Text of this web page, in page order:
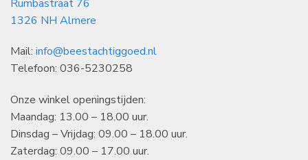
Rumbastraat 76
1326 NH Almere
Mail: info@beestachtiggoed.nl
Telefoon: 036-5230258
Onze winkel openingstijden:
Maandag: 13.00 – 18.00 uur.
Dinsdag – Vrijdag: 09.00 – 18.00 uur.
Zaterdag: 09.00 – 17.00 uur.